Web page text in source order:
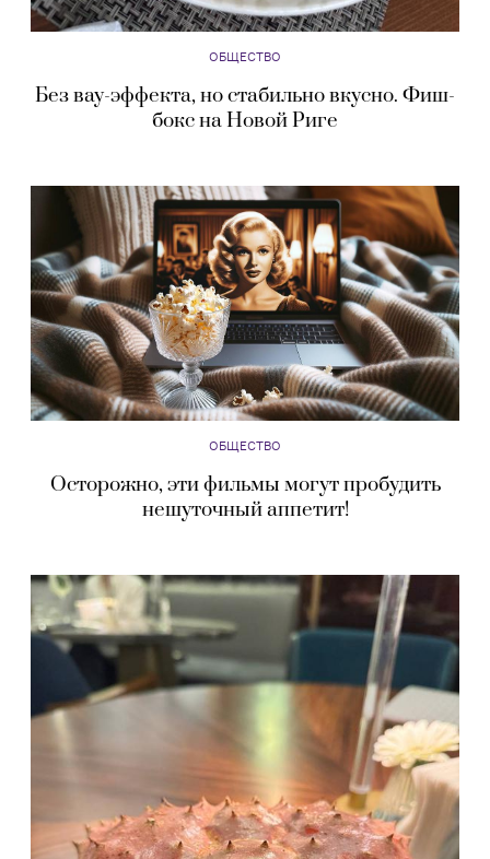
ОБЩЕСТВО
Без вау-эффекта, но стабильно вкусно. Фиш-
бокс на Новой Риге
ОБЩЕСТВО
Осторожно, эти фильмы могут пробудить
нешуточный аппетит!